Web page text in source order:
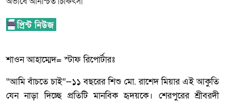
শাওন আহাম্মেদ= স্টাফ রিপোর্টারঃ
“আমি বাঁচতে চাই”—১১ বছরের শিশু মো. রাশেদ মিয়ার এই আকুতি
যেন নাড়া দিচ্ছে প্রতিটি মানবিক হৃদয়কে। শেরপুরের শ্রীবরদী